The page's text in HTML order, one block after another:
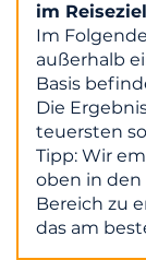
im
Im
außerhalb
Basis
Die
teuersten
Tipp: Wir
oben in den
Bereich zu
das am